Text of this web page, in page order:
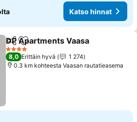
Katso hinnat
Jaa Lisää suosikkeihin
DP Apartments Vaasa
4 Tähtiluokitus
8,0 Erittäin hyvä
1 274
0.3 km kohteesta Vaasan rautatieasema